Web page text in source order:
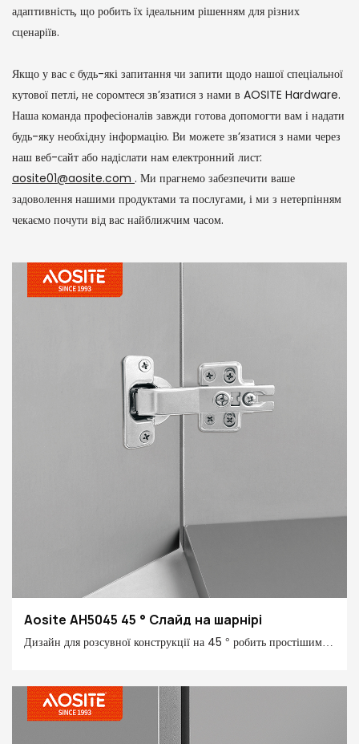
адаптивність, що робить їх ідеальним рішенням для різних
сценаріїв.
Якщо у вас є будь-які запитання чи запити щодо нашої спеціальної
кутової петлі, не соромтеся зв’язатися з нами в AOSITE Hardware.
Наша команда професіоналів завжди готова допомогти вам і надати
будь-яку необхідну інформацію. Ви можете зв’язатися з нами через
наш веб-сайт або надіслати нам електронний лист:
aosite01@aosite.com . Ми прагнемо забезпечити ваше
задоволення нашими продуктами та послугами, і ми з нетерпінням
чекаємо почути від вас найближчим часом.
Aosite AH5045 45 ° Слайд на шарнірі
Дизайн для розсувної конструкції на 45 ° робить простішим
зручним, а покриття, захищеного від іржі, забезпечує
довгострокову довговічність. Виберіть цей шарнір, щоб
зробити операцію дверей шафи більш плавним та домашнім